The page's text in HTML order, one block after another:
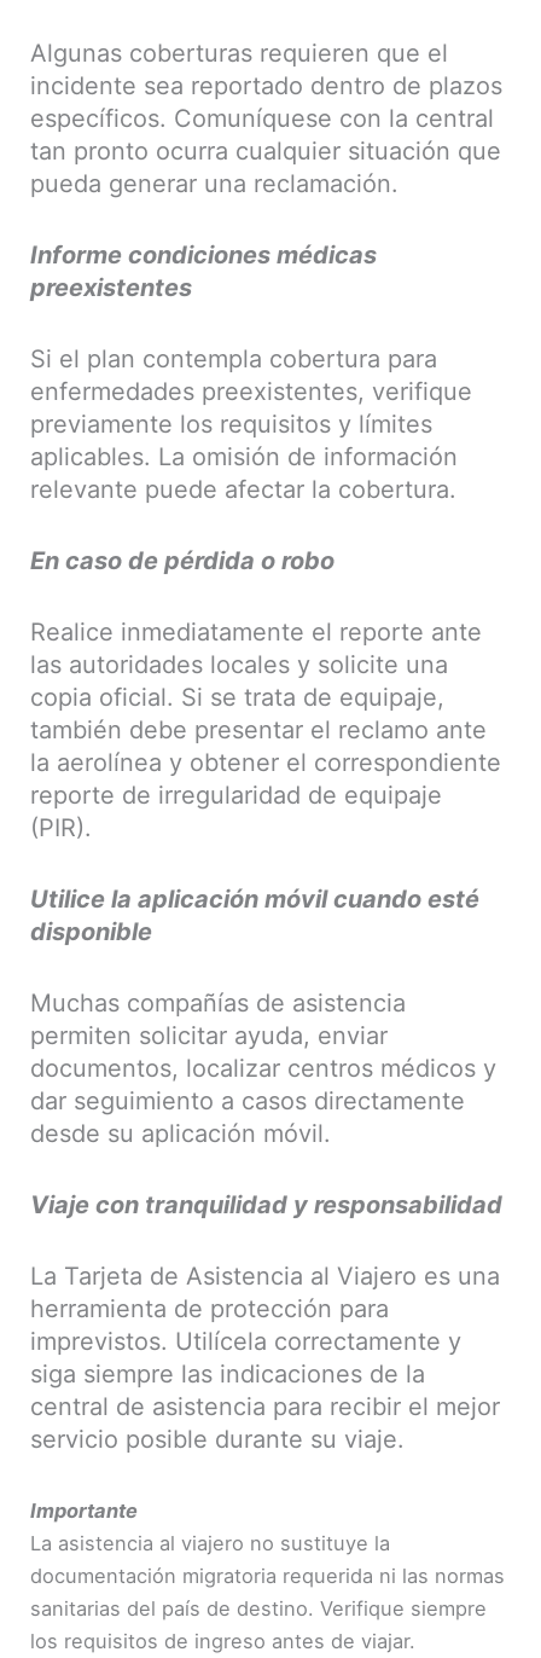
Algunas coberturas requieren que el
incidente sea reportado dentro de plazos
específicos. Comuníquese con la central
tan pronto ocurra cualquier situación que
pueda generar una reclamación.
Informe condiciones médicas
preexistentes
Si el plan contempla cobertura para
enfermedades preexistentes, verifique
previamente los requisitos y límites
aplicables. La omisión de información
relevante puede afectar la cobertura.
En caso de pérdida o robo
Realice inmediatamente el reporte ante
las autoridades locales y solicite una
copia oficial. Si se trata de equipaje,
también debe presentar el reclamo ante
la aerolínea y obtener el correspondiente
reporte de irregularidad de equipaje
(PIR).
Utilice la aplicación móvil cuando esté
disponible
Muchas compañías de asistencia
permiten solicitar ayuda, enviar
documentos, localizar centros médicos y
dar seguimiento a casos directamente
desde su aplicación móvil.
Viaje con tranquilidad y responsabilidad
La Tarjeta de Asistencia al Viajero es una
herramienta de protección para
imprevistos. Utilícela correctamente y
siga siempre las indicaciones de la
central de asistencia para recibir el mejor
servicio posible durante su viaje.
Importante
La asistencia al viajero no sustituye la
documentación migratoria requerida ni las normas
sanitarias del país de destino. Verifique siempre
los requisitos de ingreso antes de viajar.